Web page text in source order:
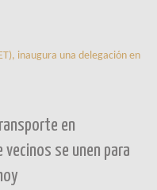
inaugura una delegación en
en
vecinos se unen para